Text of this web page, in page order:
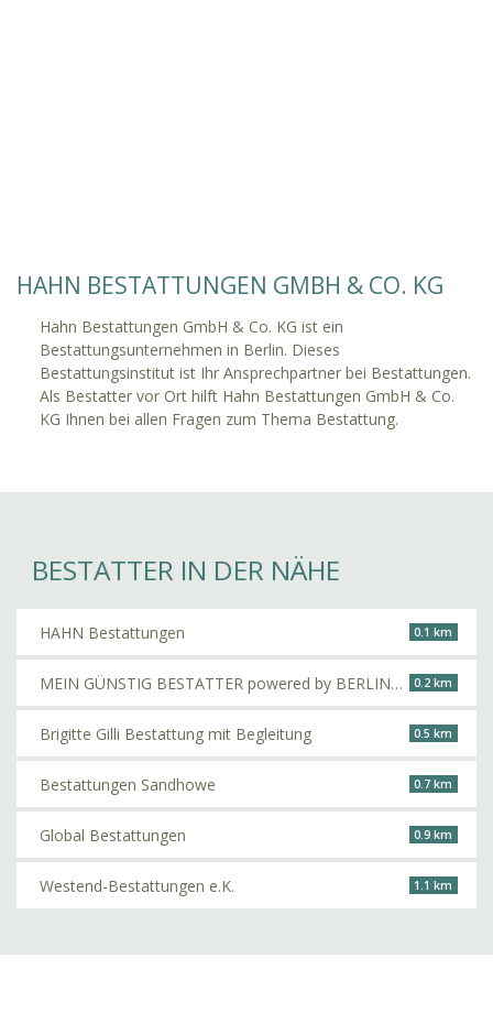
HAHN BESTATTUNGEN GMBH & CO. KG
Hahn Bestattungen GmbH & Co. KG ist ein
Bestattungsunternehmen in Berlin. Dieses
Bestattungsinstitut ist Ihr Ansprechpartner bei Bestattungen.
Als Bestatter vor Ort hilft Hahn Bestattungen GmbH & Co.
KG Ihnen bei allen Fragen zum Thema Bestattung.
BESTATTER IN DER NÄHE
HAHN Bestattungen 0.1 km
MEIN GÜNSTIG BESTATTER powered by BERLINER Beerdigungsinstitut 0.2 km
Brigitte Gilli Bestattung mit Begleitung 0.5 km
Bestattungen Sandhowe 0.7 km
Global Bestattungen 0.9 km
Westend-Bestattungen e.K. 1.1 km